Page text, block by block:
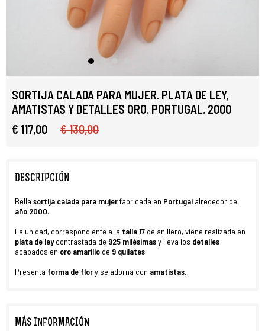
SORTIJA CALADA PARA MUJER. PLATA DE LEY,
AMATISTAS Y DETALLES ORO. PORTUGAL. 2000
€ 117,00
€ 130,00
DESCRIPCIÓN
Bella sortija calada para mujerfabricada en Portugal alrededor del
año 2000.
La unidad, correspondiente a la talla 17 de anillero, viene realizada en
plata de leycontrastada de 925 milésimasy lleva los detalles
acabados en oro amarillo de 9 quilates.
Presenta forma de flory se adorna con amatistas.
MÁS INFORMACIÓN